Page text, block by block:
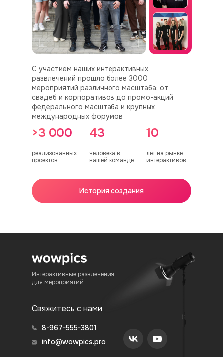
История создания
C участием наших интерактивных
развлечений прошло более 3000
мероприятий различного масштаба: от
свадеб и корпоративов до промо-акций
федерального масштаба и крупных
международных форумов
>3 000
реализованных
проектов
43
человека в
нашей команде
10
лет на рынке
интерактивов
Свяжитесь с нами
Интерактивные развлечения
для мероприятий
8-967-555-3801
info@wowpics.pro